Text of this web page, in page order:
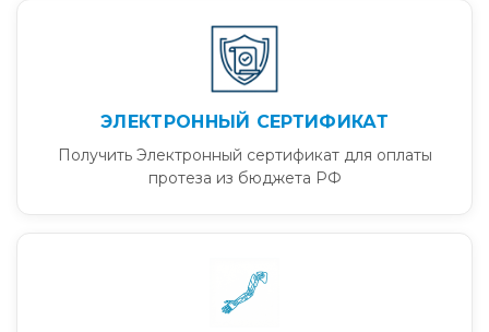
ЭЛЕКТРОННЫЙ СЕРТИФИКАТ
Получить Электронный сертификат для оплаты
протеза из бюджета РФ